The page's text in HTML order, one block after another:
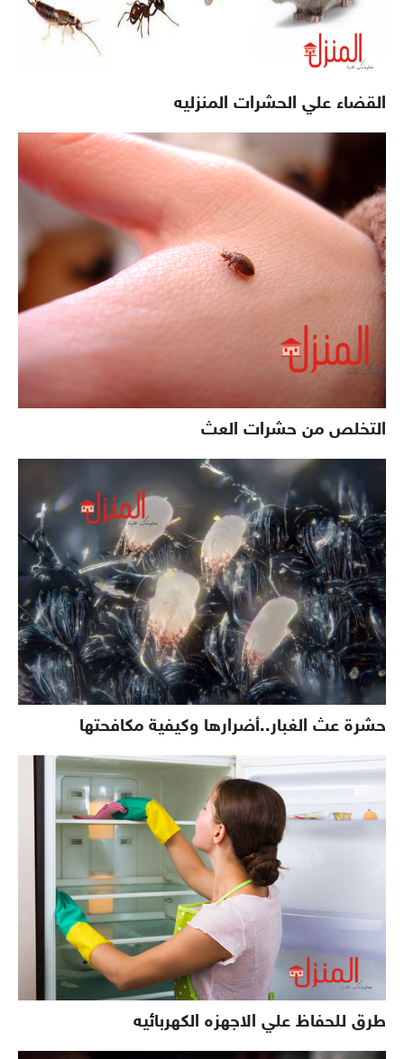
القضاء علي الحشرات المنزليه
التخلص من حشرات العث
حشرة عث الغبار..أضرارها وكيفية مكافحتها
طرق للحفاظ علي الاجهزه الكهربائيه